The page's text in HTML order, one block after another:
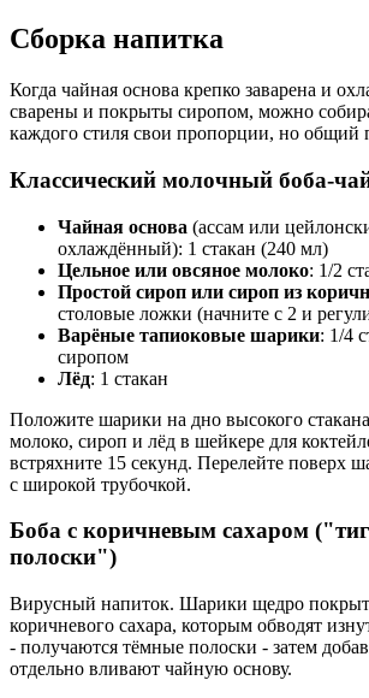
Сборка напитка
Когда чайная основа крепко заварена и
сварены и покрыты сиропом, можно
каждого стиля свои пропорции, но общий
Классический молочный боба-
Чайная основа (ассам или
охлаждённый): 1 стакан (240 мл)
Цельное или овсяное молоко: 1/2
Простой сироп или сироп из
столовые ложки (начните с 2 и
Варёные тапиоковые шарики: 1/4
сиропом
Лёд: 1 стакан
Положите шарики на дно высокого
молоко, сироп и лёд в шейкере для
встряхните 15 секунд. Перелейте поверх
с широкой трубочкой.
Боба с коричневым сахаром
полоски")
Вирусный напиток. Шарики щедро
коричневого сахара, которым обводят
- получаются тёмные полоски - затем
отдельно вливают чайную основу.